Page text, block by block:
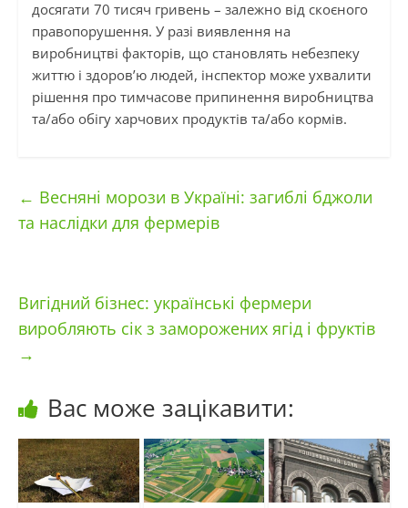
досягати 70 тисяч гривень – залежно від скоєного
правопорушення. У разі виявлення на
виробництві факторів, що становлять небезпеку
життю і здоров’ю людей, інспектор може ухвалити
рішення про тимчасове припинення виробництва
та/або обігу харчових продуктів та/або кормів.
← Весняні морози в Україні: загиблі бджоли
та наслідки для фермерів
Вигідний бізнес: українські фермери
виробляють сік з заморожених ягід і фруктів
→
Вас може зацікавити: